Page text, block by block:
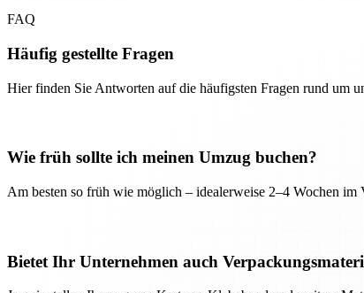
FAQ
Häufig gestellte Fragen
Hier finden Sie Antworten auf die häufigsten Fragen rund um
Wie früh sollte ich meinen Umzug buchen?
Am besten so früh wie möglich – idealerweise 2–4 Wochen
Bietet Ihr Unternehmen auch